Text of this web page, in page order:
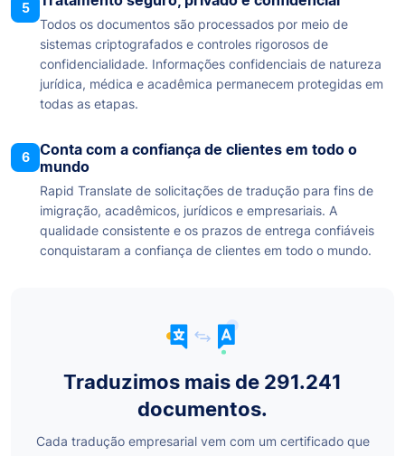
5
Todos os documentos são processados por meio de
sistemas criptografados e controles rigorosos de
confidencialidade. Informações confidenciais de natureza
jurídica, médica e acadêmica permanecem protegidas em
todas as etapas.
6
Conta com a confiança de clientes em todo o
mundo
Rapid Translate de solicitações de tradução para fins de
imigração, acadêmicos, jurídicos e empresariais. A
qualidade consistente e os prazos de entrega confiáveis
conquistaram a confiança de clientes em todo o mundo.
Traduzimos mais de 291.241
documentos.
Cada tradução empresarial vem com um certificado que